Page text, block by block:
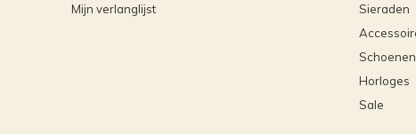
Mijn verlanglijst
Sieraden
Schoenen
Horloges
Sale